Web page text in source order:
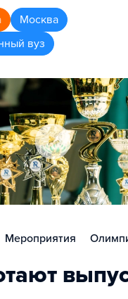
Москва
вуз
Мероприятия